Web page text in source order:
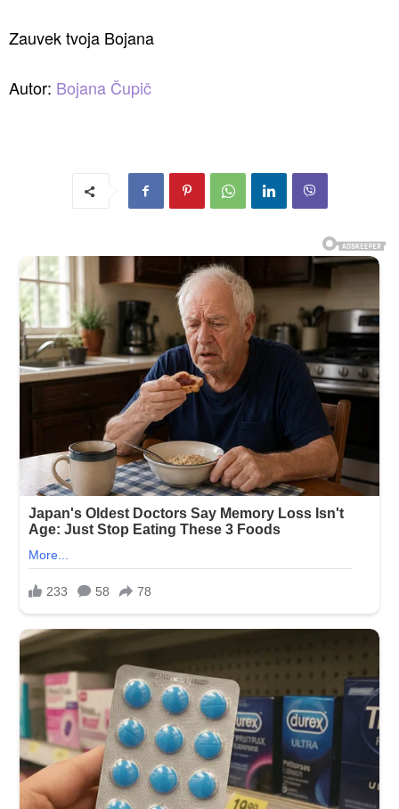
Zauvek tvoja Bojana
Autor: Bojana Čupič